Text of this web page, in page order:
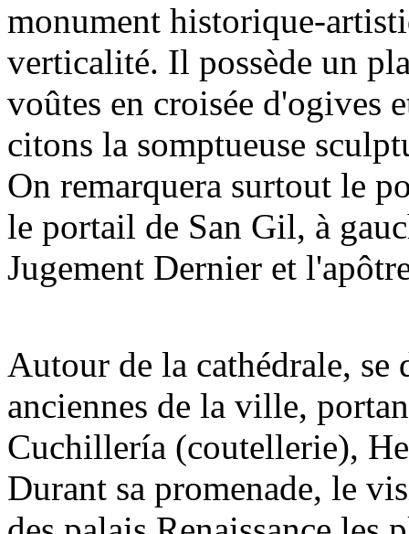
monument historique-
verticalité. Il possède un
voûtes en croisée d'ogives
citons la somptueuse
On remarquera surtout le
le portail de San Gil, à
Jugement Dernier et
Autour de la cathédrale, se
anciennes de la ville,
Cuchillería (coutellerie),
Durant sa promenade, le